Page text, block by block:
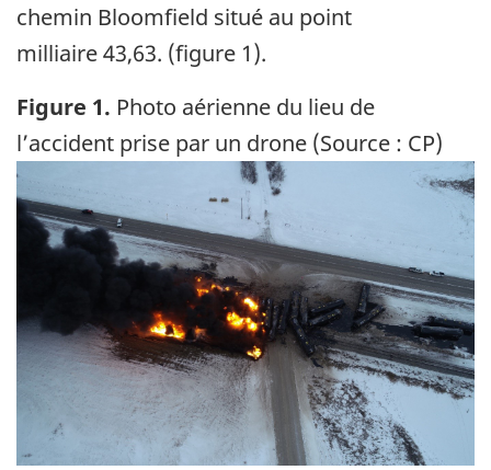
chemin Bloomfield situé au point
milliaire 43,63. (figure 1).
Figure 1. Photo aérienne du lieu de
l’accident prise par un drone (Source : CP)
Image